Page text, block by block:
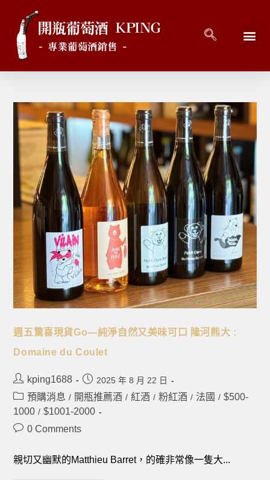
週五驚喜現貨Go—純淨自然又美味可口 隆河熊大 :
Domaine du Coulet
kping1688 2025 年 8 月 22 日
預購消息 / 開瓶推薦酒 / 紅酒 / 粉紅酒 / 法國 / $500-
1000 / $1001-2000
0 Comments
親切又幽默的Matthieu Barret，的確非常像一隻大...